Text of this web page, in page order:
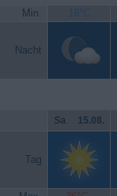
Min. 16°C
Nacht
Sa. 15.08.
Tag